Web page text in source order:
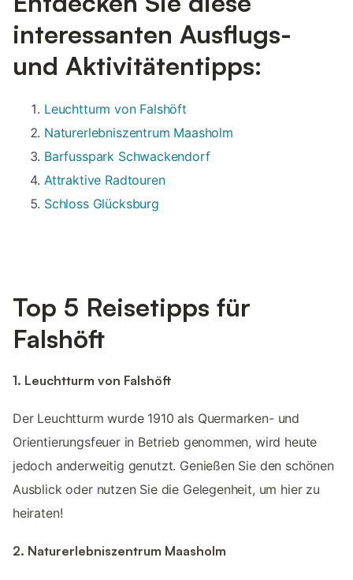
interessanten Ausflugs-
und Aktivitätentipps:
Leuchtturm von Falshöft
Naturerlebniszentrum Maasholm
Barfusspark Schwackendorf
Attraktive Radtouren
Schloss Glücksburg
Top 5 Reisetipps für
Falshöft
1. Leuchtturm von Falshöft
Der Leuchtturm wurde 1910 als Quermarken- und
Orientierungsfeuer in Betrieb genommen, wird heute
jedoch anderweitig genutzt. Genießen Sie den schönen
Ausblick oder nutzen Sie die Gelegenheit, um hier zu
heiraten!
2. Naturerlebniszentrum Maasholm